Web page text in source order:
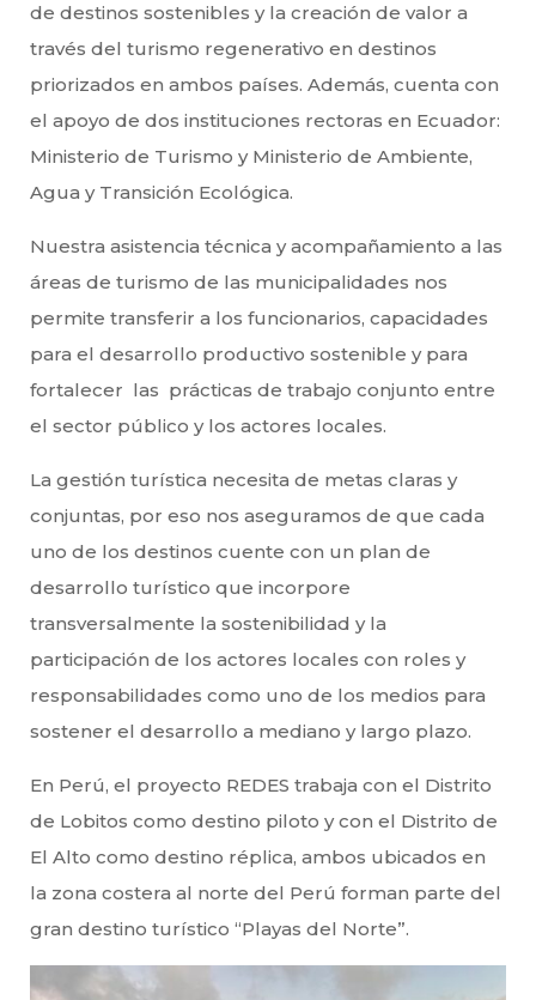
de destinos sostenibles y la creación de valor a
través del turismo regenerativo en destinos
priorizados en ambos países. Además, cuenta con
el apoyo de dos instituciones rectoras en Ecuador:
Ministerio de Turismo y Ministerio de Ambiente,
Agua y Transición Ecológica.
Nuestra asistencia técnica y acompañamiento a las
áreas de turismo de las municipalidades nos
permite transferir a los funcionarios, capacidades
para el desarrollo productivo sostenible y para
fortalecer las prácticas de trabajo conjunto entre
el sector público y los actores locales.
La gestión turística necesita de metas claras y
conjuntas, por eso nos aseguramos de que cada
uno de los destinos cuente con un plan de
desarrollo turístico que incorpore
transversalmente la sostenibilidad y la
participación de los actores locales con roles y
responsabilidades como uno de los medios para
sostener el desarrollo a mediano y largo plazo.
En Perú, el proyecto REDES trabaja con el Distrito
de Lobitos como destino piloto y con el Distrito de
El Alto como destino réplica, ambos ubicados en
la zona costera al norte del Perú forman parte del
gran destino turístico “Playas del Norte”.